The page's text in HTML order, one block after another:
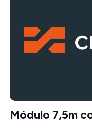
Módulo 7,5m